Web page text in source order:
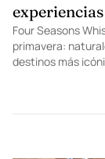
Four Seasons
primavera:
destinos más